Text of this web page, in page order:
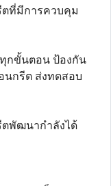
ที่มีการควบคุม
กขั้นตอน ป้องกัน
นกรีต ส่งทดสอบ
พัฒนากำลังได้